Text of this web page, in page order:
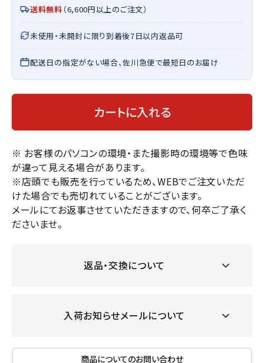
送料無料 （6,600円以上のご注文）
未使用・未開封に限り到着後7日以内返品可
配送日の指定がない場合、佐川急便で最短日のお届け
カートに入れる
※ お客様のパソコンの環境・また撮影時の環境等で色味
が違って見える場合があります。
※店頭でも販売を行っているため、WEBでご注文いただ
けた場合でも売切れていることがございます。
メールにてお返事させていただきますので、何卒ご了承く
ださいませ。
返品・交換について
入荷お知らせメールについて
商品についてのお問い合わせ